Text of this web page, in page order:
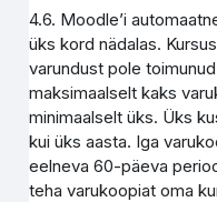
4.6. Moodle’i
üks kord nädalas.
varundust pole
maksimaalselt kaks
minimaalselt üks. Üks
kui üks aasta. Iga
eelneva 60-päeva
teha varukoopiat oma